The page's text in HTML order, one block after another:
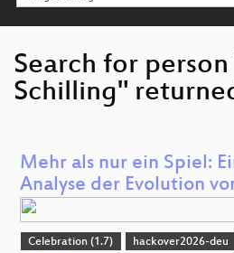
Search for
Schilling"
Mehr als nur ein Spiel:
Analyse der Evolution
Celebration (1.7) hackover2026-deu